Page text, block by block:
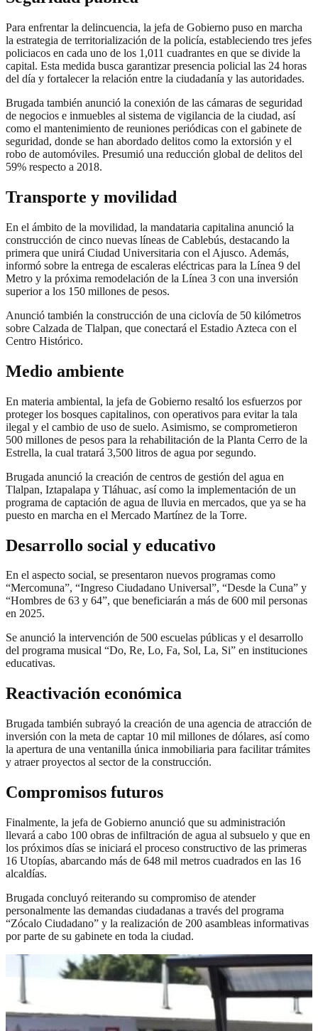
Para enfrentar la delincuencia, la jefa de Gobierno puso en marcha
la estrategia de territorialización de la policía, estableciendo tres jefes
policiacos en cada uno de los 1,011 cuadrantes en que se divide la
capital. Esta medida busca garantizar presencia policial las 24 horas
del día y fortalecer la relación entre la ciudadanía y las autoridades.
Brugada también anunció la conexión de las cámaras de seguridad
de negocios e inmuebles al sistema de vigilancia de la ciudad, así
como el mantenimiento de reuniones periódicas con el gabinete de
seguridad, donde se han abordado delitos como la extorsión y el
robo de automóviles. Presumió una reducción global de delitos del
59% respecto a 2018.
Transporte y movilidad
En el ámbito de la movilidad, la mandataria capitalina anunció la
construcción de cinco nuevas líneas de Cablebús, destacando la
primera que unirá Ciudad Universitaria con el Ajusco. Además,
informó sobre la entrega de escaleras eléctricas para la Línea 9 del
Metro y la próxima remodelación de la Línea 3 con una inversión
superior a los 150 millones de pesos.
Anunció también la construcción de una ciclovía de 50 kilómetros
sobre Calzada de Tlalpan, que conectará el Estadio Azteca con el
Centro Histórico.
Medio ambiente
En materia ambiental, la jefa de Gobierno resaltó los esfuerzos por
proteger los bosques capitalinos, con operativos para evitar la tala
ilegal y el cambio de uso de suelo. Asimismo, se comprometieron
500 millones de pesos para la rehabilitación de la Planta Cerro de la
Estrella, la cual tratará 3,500 litros de agua por segundo.
Brugada anunció la creación de centros de gestión del agua en
Tlalpan, Iztapalapa y Tláhuac, así como la implementación de un
programa de captación de agua de lluvia en mercados, que ya se ha
puesto en marcha en el Mercado Martínez de la Torre.
Desarrollo social y educativo
En el aspecto social, se presentaron nuevos programas como
“Mercomuna”, “Ingreso Ciudadano Universal”, “Desde la Cuna” y
“Hombres de 63 y 64”, que beneficiarán a más de 600 mil personas
en 2025.
Se anunció la intervención de 500 escuelas públicas y el desarrollo
del programa musical “Do, Re, Lo, Fa, Sol, La, Si” en instituciones
educativas.
Reactivación económica
Brugada también subrayó la creación de una agencia de atracción de
inversión con la meta de captar 10 mil millones de dólares, así como
la apertura de una ventanilla única inmobiliaria para facilitar trámites
y atraer proyectos al sector de la construcción.
Compromisos futuros
Finalmente, la jefa de Gobierno anunció que su administración
llevará a cabo 100 obras de infiltración de agua al subsuelo y que en
los próximos días se iniciará el proceso constructivo de las primeras
16 Utopías, abarcando más de 648 mil metros cuadrados en las 16
alcaldías.
Brugada concluyó reiterando su compromiso de atender
personalmente las demandas ciudadanas a través del programa
“Zócalo Ciudadano” y la realización de 200 asambleas informativas
por parte de su gabinete en toda la ciudad.